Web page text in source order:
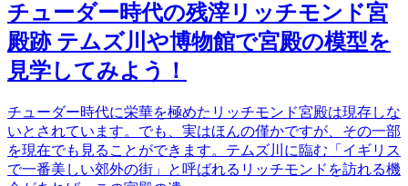
チューダー時代の残滓リッチモンド宮
殿跡 テムズ川や博物館で宮殿の模型を
見学してみよう！
チューダー時代に栄華を極めたリッチモンド宮殿は現存しな
いとされています。でも、実はほんの僅かですが、その一部
を現在でも見ることができます。テムズ川に臨む「イギリス
で一番美しい郊外の街」と呼ばれるリッチモンドを訪れる機